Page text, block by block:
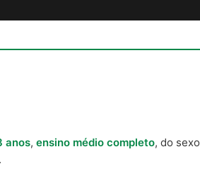
anos, ensino médio completo, do sexo